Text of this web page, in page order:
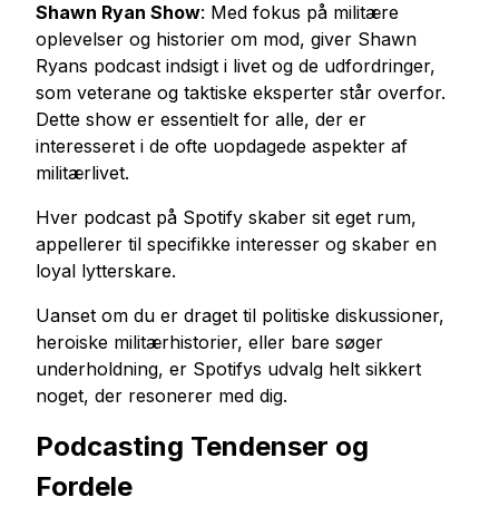
Shawn Ryan Show: Med fokus på militære
oplevelser og historier om mod, giver Shawn
Ryans podcast indsigt i livet og de udfordringer,
som veterane og taktiske eksperter står overfor.
Dette show er essentielt for alle, der er
interesseret i de ofte uopdagede aspekter af
militærlivet.
Hver podcast på Spotify skaber sit eget rum,
appellerer til specifikke interesser og skaber en
loyal lytterskare.
Uanset om du er draget til politiske diskussioner,
heroiske militærhistorier, eller bare søger
underholdning, er Spotifys udvalg helt sikkert
noget, der resonerer med dig.
Podcasting Tendenser og
Fordele